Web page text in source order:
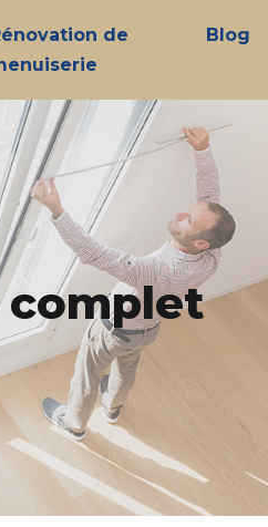
de
Blog
complet